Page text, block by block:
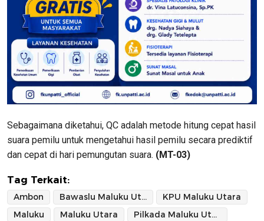
Sebagaimana diketahui, QC adalah metode hitung cepat hasil
suara pemilu untuk mengetahui hasil pemilu secara prediktif
dan cepat di hari pemungutan suara. (MT-03)
Tag Terkait:
Ambon Bawaslu Maluku Utara
KPU Maluku Utara
Maluku
Maluku Utara
Pilkada Maluku Utara